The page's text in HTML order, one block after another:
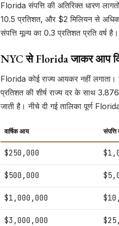
Florida संपत्ति की अतिरिक्त धारण
10.5 प्रतिशत, और $2 मिलियन से अधिक
संपत्ति मूल्य का 0.3 प्रतिशत प्रति वर्ष
NYC से Florida जाकर आप
Florida कोई राज्य आयकर नहीं
प्रतिशत की शीर्ष राज्य दर के साथ
जाती है। नीचे दी गई तालिका पूर्ण
वार्षिक आय संपत्ति
$250,000
$500,000
$1,000,000
$3,000,000